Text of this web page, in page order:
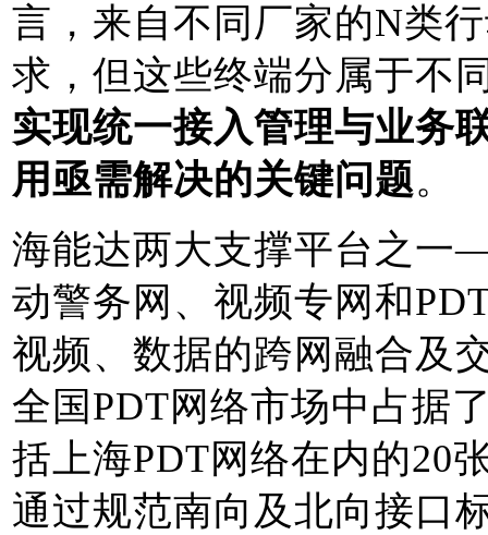
言，来自不同厂家的N类
求，但这些终端分属于不
实现统一接入管理与业务
用亟需解决的关键问题。
海能达两大支撑平台之
动警务网、视频专网和
视频、数据的跨网融合及
全国PDT网络市场中占据
括上海PDT网络在内的20
通过规范南向及北向接口